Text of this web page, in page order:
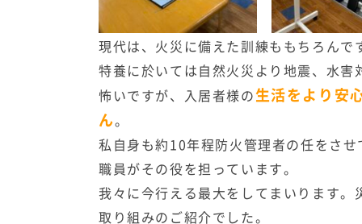
現代は、火災に備えた訓練ももちろんで
特養に於いては自然火災より地震、水害
怖いですが、入居者様の生活をより安
ん。
私自身も約10年程防火管理者の任をさ
職員がその役を担っています。
我々に今行える最大をしてまいります。
取り組みのご紹介でした。